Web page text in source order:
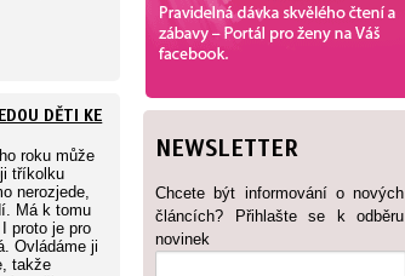
NEWSLETTER
Chcete být informování o nových
článcích? Přihlašte se k odběru
novinek
DĚTI KE
roku může
tříkolku
nerozjede,
Má k tomu
proto je pro
Ovládáme ji
takže